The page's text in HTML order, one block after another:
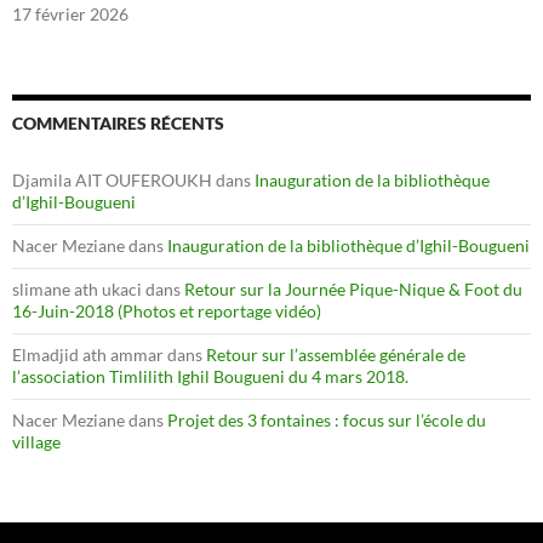
17 février 2026
COMMENTAIRES RÉCENTS
Djamila AIT OUFEROUKH dans Inauguration de la bibliothèque
d’Ighil-Bougueni
Nacer Mezianedans Inauguration de la bibliothèque d’Ighil-Bougueni
slimane ath ukaci dans Retour sur la Journée Pique-Nique & Foot du
16-Juin-2018 (Photos et reportage vidéo)
Elmadjid ath ammardans Retour sur l’assemblée générale de
l’association Timlilith Ighil Bougueni du 4 mars 2018.
Nacer Mezianedans Projet des 3 fontaines : focus sur l’école du
village